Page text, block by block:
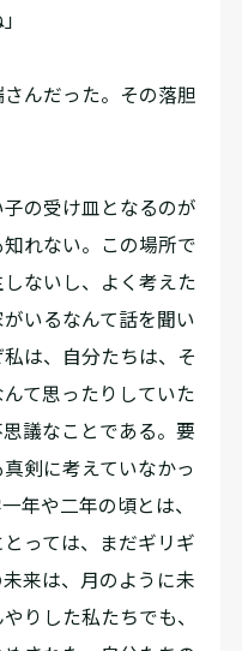
んだった。その落胆
の受け皿となるのが
れない。この場所で
ないし、よく考えた
いるなんて話を聞い
は、自分たちは、そ
て思ったりしていた
議なことである。要
剣に考えていなかっ
年や二年の頃とは、
っては、まだギリギ
来は、月のように未
りした私たちでも、